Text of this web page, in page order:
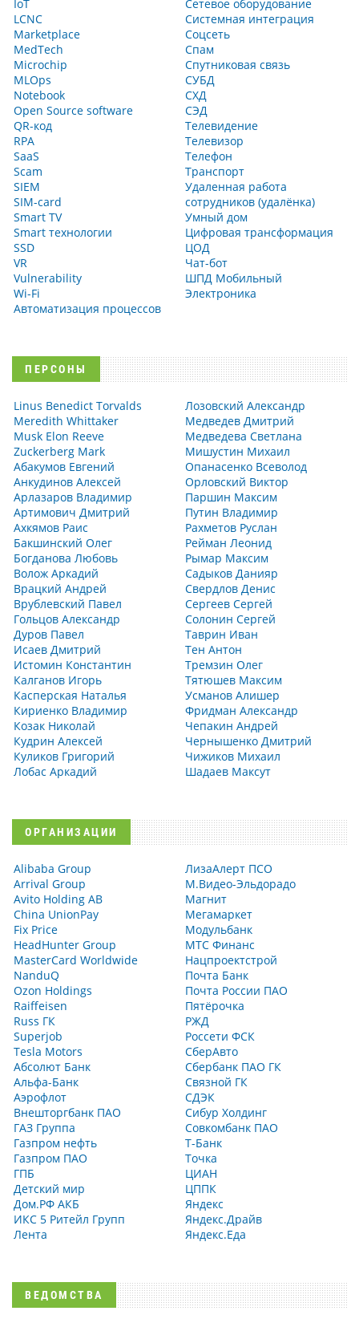
IoT
LCNC
Marketplace
MedTech
Microchip
MLOps
Notebook
Open Source software
QR-код
RPA
SaaS
Scam
SIEM
SIM-card
Smart TV
Smart технологии
SSD
VR
Vulnerability
Wi-Fi
Автоматизация процессов
Сетевое оборудование
Системная интеграция
Соцсеть
Спам
Спутниковая связь
СУБД
СХД
СЭД
Телевидение
Телевизор
Телефон
Транспорт
Удаленная работа
сотрудников (удалёнка)
Умный дом
Цифровая трансформация
ЦОД
Чат-бот
ШПД Мобильный
Электроника
ПЕРСОНЫ
Linus Benedict Torvalds
Meredith Whittaker
Musk Elon Reeve
Zuckerberg Mark
Абакумов Евгений
Анкудинов Алексей
Арлазаров Владимир
Артимович Дмитрий
Ахкямов Раис
Бакшинский Олег
Богданова Любовь
Волож Аркадий
Врацкий Андрей
Врублевский Павел
Гольцов Александр
Дуров Павел
Исаев Дмитрий
Истомин Константин
Калганов Игорь
Касперская Наталья
Кириенко Владимир
Козак Николай
Кудрин Алексей
Куликов Григорий
Лобас Аркадий
Лозовский Александр
Медведев Дмитрий
Медведева Светлана
Мишустин Михаил
Опанасенко Всеволод
Орловский Виктор
Паршин Максим
Путин Владимир
Рахметов Руслан
Рейман Леонид
Рымар Максим
Садыков Данияр
Свердлов Денис
Сергеев Сергей
Солонин Сергей
Таврин Иван
Тен Антон
Тремзин Олег
Тятюшев Максим
Усманов Алишер
Фридман Александр
Чепакин Андрей
Чернышенко Дмитрий
Чижиков Михаил
Шадаев Максут
ОРГАНИЗАЦИИ
Alibaba Group
Arrival Group
Avito Holding AB
China UnionPay
Fix Price
HeadHunter Group
MasterCard Worldwide
NanduQ
Ozon Holdings
Raiffeisen
Russ ГК
Superjob
Tesla Motors
Абсолют Банк
Альфа-Банк
Аэрофлот
Внешторгбанк ПАО
ГАЗ Группа
Газпром нефть
Газпром ПАО
ГПБ
Детский мир
Дом.РФ АКБ
ИКС 5 Ритейл Групп
Лента
ЛизаАлерт ПСО
М.Видео-Эльдорадо
Магнит
Мегамаркет
Модульбанк
МТС Финанс
Нацпроектстрой
Почта Банк
Почта России ПАО
Пятёрочка
РЖД
Россети ФСК
СберАвто
Сбербанк ПАО ГК
Связной ГК
СДЭК
Сибур Холдинг
Совкомбанк ПАО
Т-Банк
Точка
ЦИАН
ЦППК
Яндекс
Яндекс.Драйв
Яндекс.Еда
ВЕДОМСТВА